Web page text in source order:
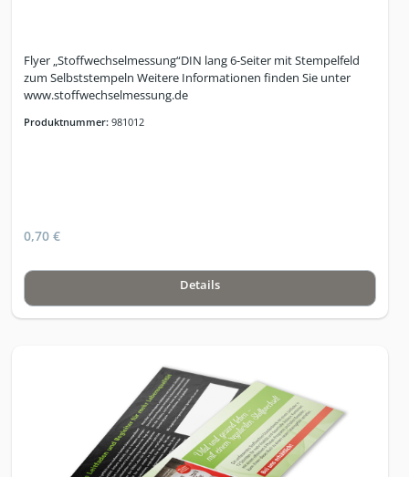
Flyer „Stoffwechselmessung“DIN lang 6-Seiter mit Stempelfeld
zum Selbststempeln Weitere Informationen finden Sie unter
www.stoffwechselmessung.de
Produktnummer: 981012
0,70 €
Details